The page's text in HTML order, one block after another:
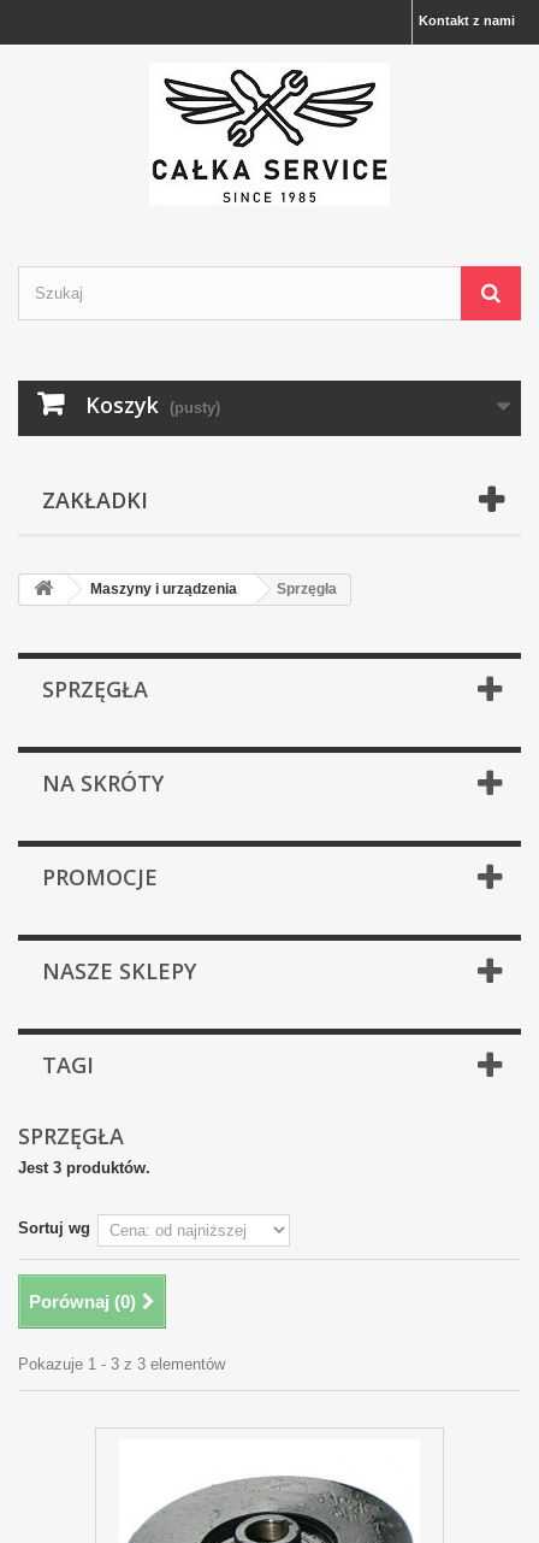
Kontakt z nami
Koszyk (pusty)
ZAKŁADKI
Maszyny i urządzenia Sprzęgła
SPRZĘGŁA
NA SKRÓTY
PROMOCJE
NASZE SKLEPY
TAGI
SPRZĘGŁA
Jest 3 produktów.
Sortuj wg
Porównaj (0)
Pokazuje 1 - 3 z 3 elementów